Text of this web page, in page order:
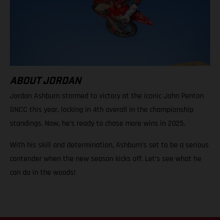
ABOUT JORDAN
Jordan Ashburn stormed to victory at the iconic John Penton
GNCC this year, locking in 4th overall in the championship
standings. Now, he’s ready to chase more wins in 2025.
With his skill and determination, Ashburn’s set to be a serious
contender when the new season kicks off. Let’s see what he
can do in the woods!